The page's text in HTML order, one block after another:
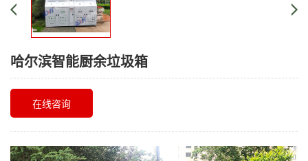
哈尔滨智能厨余垃圾箱
在线咨询